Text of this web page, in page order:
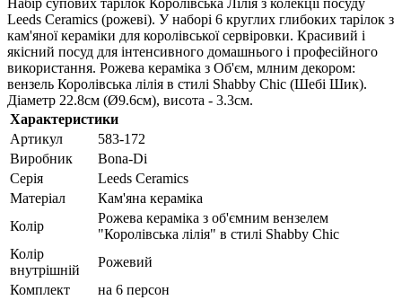
Набір супових тарілок Королівська Лілія з колекції посуду
Leeds Ceramics (рожеві). У наборі 6 круглих глибоких тарілок з
кам'яної кераміки для королівської сервіровки. Красивий і
якісний посуд для інтенсивного домашнього і професійного
використання. Рожева кераміка з Об'єм, млним декором:
вензель Королівська лілія в стилі Shabby Chic (Шебі Шик).
Діаметр 22.8см (Ø9.6см), висота - 3.3см.
Характеристики
Артикул
583-172
Виробник
Bona-Di
Серія
Leeds Ceramics
Матеріал
Кам'яна кераміка
Колір
Рожева кераміка з об'ємним вензелем
"Королівська лілія" в стилі Shabby Chic
Колір
внутрішній
Рожевий
Комплект
на 6 персон